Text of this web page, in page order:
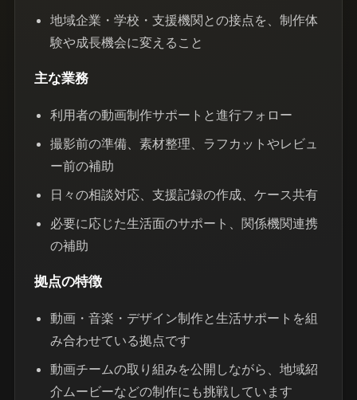
地域企業・学校・支援機関との接点を、制作体
験や成長機会に変えること
主な業務
利用者の動画制作サポートと進行フォロー
撮影前の準備、素材整理、ラフカットやレビュ
ー前の補助
日々の相談対応、支援記録の作成、ケース共有
必要に応じた生活面のサポート、関係機関連携
の補助
拠点の特徴
動画・音楽・デザイン制作と生活サポートを組
み合わせている拠点です
動画チームの取り組みを公開しながら、地域紹
介ムービーなどの制作にも挑戦しています